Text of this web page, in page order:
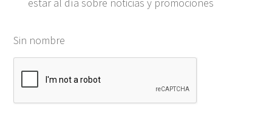
estar al día sobre noticias y promociones
Sin nombre